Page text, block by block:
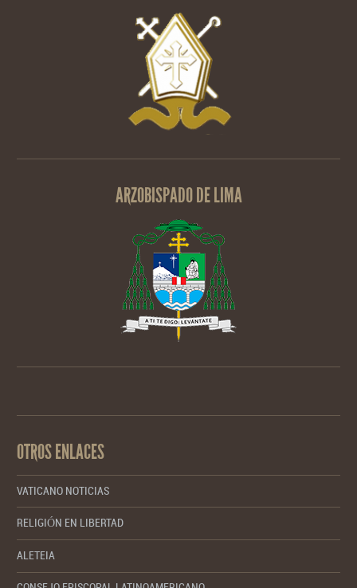
ARZOBISPADO DE LIMA
OTROS ENLACES
VATICANO NOTICIAS
RELIGIÓN EN LIBERTAD
ALETEIA